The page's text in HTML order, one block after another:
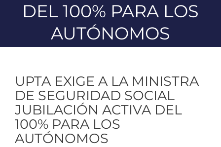
DEL 100% PARA LOS
AUTÓNOMOS
UPTA EXIGE A LA MINISTRA
DE SEGURIDAD SOCIAL
JUBILACIÓN ACTIVA DEL
100% PARA LOS
AUTÓNOMOS